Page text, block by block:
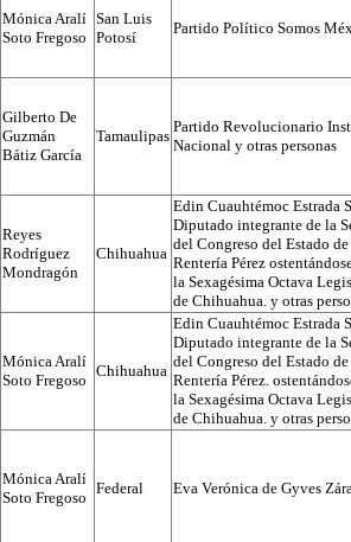
Mónica Aralí
Soto Fregoso
San Luis
Potosí
Partido Político Somos
Gilberto De
Guzmán
Bátiz García
Tamaulipas
Partido Revolucionario
Nacional y otras personas
Reyes
Rodríguez
Mondragón
Chihuahua
Edin Cuauhtémoc Estrada
Diputado integrante de la
del Congreso del Estado
Rentería Pérez
la Sexagésima Octava
de Chihuahua. y otras
Mónica Aralí
Soto Fregoso
Chihuahua
Edin Cuauhtémoc Estrada
Diputado integrante de la
del Congreso del Estado
Rentería Pérez.
la Sexagésima Octava
de Chihuahua. y otras
Mónica Aralí
Soto Fregoso
Federal Eva Verónica de Gyves